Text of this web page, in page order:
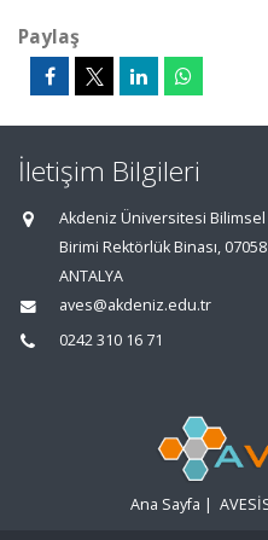
Paylaş
İletişim Bilgileri
Akdeniz Üniversitesi
Birimi Rektörlük Binası, 07058
ANTALYA
aves@akdeniz.edu.tr
0242 310 16 71
Ana Sayfa |